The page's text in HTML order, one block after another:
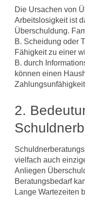
Die Ursachen von
Arbeitslosigkeit ist
Überschuldung.
B. Schei­dung oder
Fähigkeit zu einer
B. durch
können einen
2.
vielfach auch
Anliegen
Beratungs­bedarf
Lange Wartezeiten